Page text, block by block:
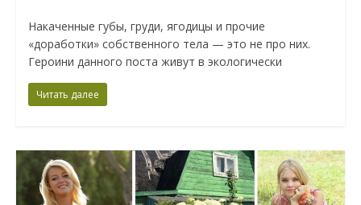
Накаченные губы, груди, ягодицы и прочие
«доработки» собственного тела — это не про них.
Героини данного поста живут в экологически
Читать далее